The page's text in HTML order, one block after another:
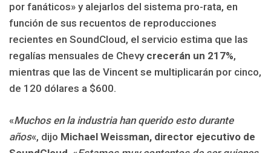
por fanáticos» y alejarlos del sistema pro-rata, en
función de sus recuentos de reproducciones
recientes en SoundCloud, el servicio estima que las
regalías mensuales de Chevy crecerán un 217%,
mientras que las de Vincent se multiplicarán por cinco,
de 120 dólares a $600.
«Muchos en la industria han querido esto durante
años«, dijo Michael Weissman, director ejecutivo de